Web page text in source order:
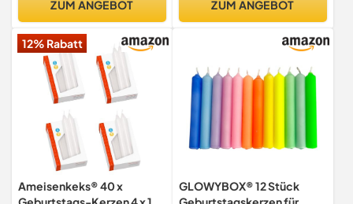
N80, Höhe: 18,5 cm, Ø 6,1
ZUM ANGEBOT
N30, Höhe: 29,5 cm, Ø 8,5
ZUM ANGEBOT
12% Rabatt
Ameisenkeks® 40 x
GLOWYBOX® 12 Stück